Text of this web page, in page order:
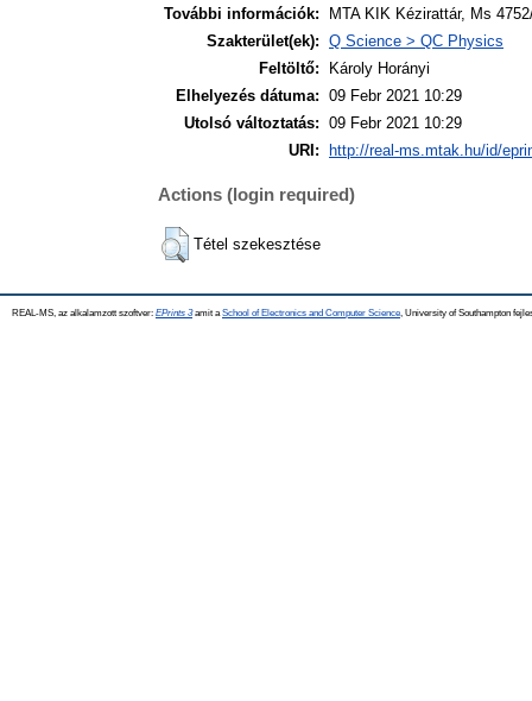
További információk:
MTA KIK Kézirattár, Ms
Szakterület(ek): Q Science > QC Physics
Feltöltő:
Károly Horányi
Elhelyezés dátuma: 09 Febr 2021 10:29
Utolsó változtatás: 09 Febr 2021 10:29
URI:
http://real-ms.mtak.hu/id/
Actions (login required)
Tétel szekesztése
REAL-MS, az alkalamzott szoftver: EPrints 3amit a School of Electronics and Computer Science , University of Southampton